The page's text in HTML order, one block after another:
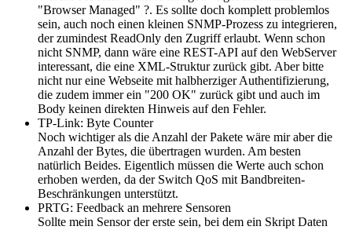
"Browser Managed" ?. Es sollte doch komplett problemlos
sein, auch noch einen kleinen SNMP-Prozess zu integrieren,
der zumindest ReadOnly den Zugriff erlaubt. Wenn schon
nicht SNMP, dann wäre eine REST-API auf den WebServer
interessant, die eine XML-Struktur zurück gibt. Aber bitte
nicht nur eine Webseite mit halbherziger Authentifizierung,
die zudem immer ein "200 OK" zurück gibt und auch im
Body keinen direkten Hinweis auf den Fehler.
TP-Link: Byte Counter
Noch wichtiger als die Anzahl der Pakete wäre mir aber die
Anzahl der Bytes, die übertragen wurden. Am besten
natürlich Beides. Eigentlich müssen die Werte auch schon
erhoben werden, da der Switch QoS mit Bandbreiten-
Beschränkungen unterstützt.
PRTG: Feedback an mehrere Sensoren
Sollte mein Sensor der erste sein, bei dem ein Skript Daten